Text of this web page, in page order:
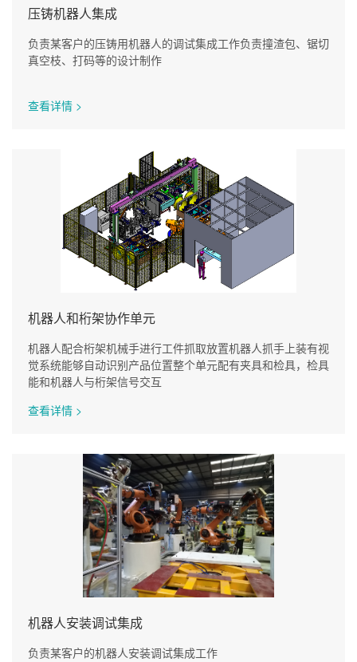
压铸机器人集成
负责某客户的压铸用机器人的调试集成工作负责撞渣包、锯切
真空枝、打码等的设计制作
查看详情 >
机器人和桁架协作单元
机器人配合桁架机械手进行工件抓取放置机器人抓手上装有视
觉系统能够自动识别产品位置整个单元配有夹具和检具，检具
能和机器人与桁架信号交互
查看详情 >
机器人安装调试集成
负责某客户的机器人安装调试集成工作